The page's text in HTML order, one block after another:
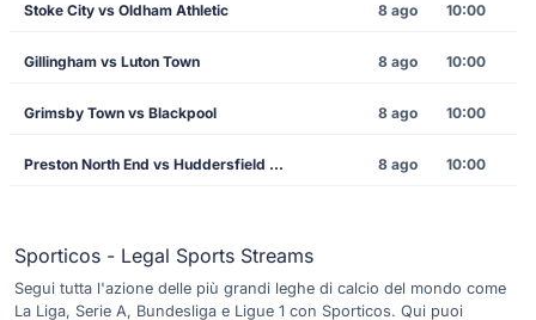
Stoke City vs Oldham Athletic 8 ago 10:00
Gillingham vs Luton Town 8 ago 10:00
Grimsby Town vs Blackpool 8 ago 10:00
Preston North End vs Huddersfield Town 8 ago 10:00
Sporticos - Legal Sports Streams
Segui tutta l'azione delle più grandi leghe di calcio del mondo come
La Liga, Serie A, Bundesliga e Ligue 1 con Sporticos. Qui puoi